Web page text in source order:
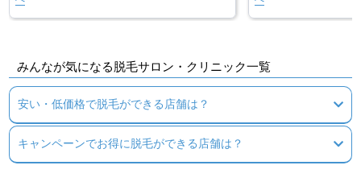
みんなが気になる脱毛サロン・クリニック一覧
安い・低価格で脱毛ができる店舗は？
キャンペーンでお得に脱毛ができる店舗は？